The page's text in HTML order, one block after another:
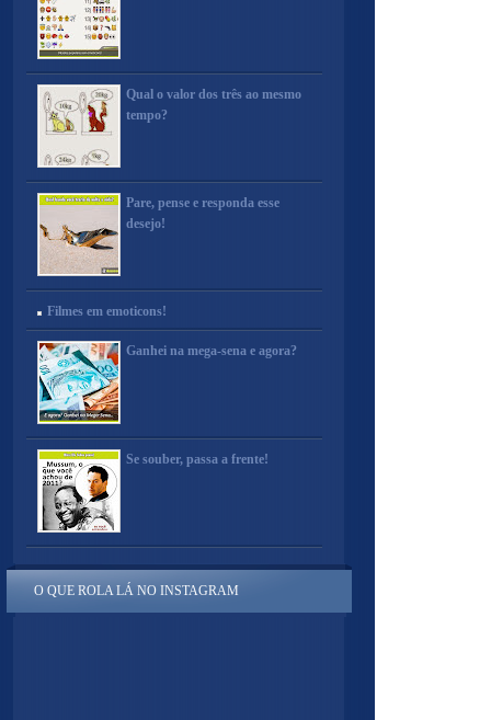
Qual o valor dos três ao mesmo
tempo?
Pare, pense e responda esse
desejo!
Filmes em emoticons!
Ganhei na mega-sena e agora?
Se souber, passa a frente!
O QUE ROLA LÁ NO INSTAGRAM